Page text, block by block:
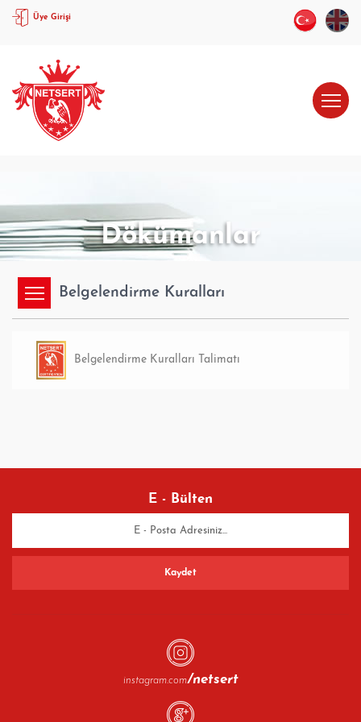
Üye Girişi
Dökümanlar
Belgelendirme Kuralları
Belgelendirme Kuralları Talimatı
E - Bülten
instagram.com/netsert